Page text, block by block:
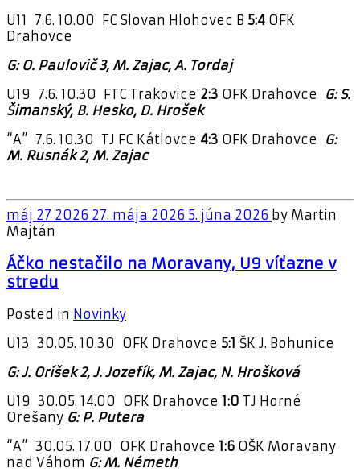
U11 7.6. 10.00 FC Slovan Hlohovec B 5:4 OFK
Drahovce
G: O. Paulovič 3, M. Zajac, A. Tordaj
U19 7.6. 10.30 FTC Trakovice 2:3 OFK Drahovce G: S.
Šimanský, B. Hesko, D. Hrošek
“A” 7.6. 10.30 TJ FC Kátlovce 4:3 OFK Drahovce G:
M. Rusnák 2, M. Zajac
máj 27 2026 27. mája 2026 5. júna 2026 by Martin
Majtán
Áčko nestačilo na Moravany, U9 víťazne v
stredu
Posted in Novinky
U13 30.05. 10.30 OFK Drahovce 5:1 ŠK J. Bohunice
G: J. Oríšek 2, J. Jozefík, M. Zajac, N. Hrošková
U19 30.05. 14.00 OFK Drahovce 1:0 TJ Horné
Orešany G: P. Putera
“A” 30.05. 17.00 OFK Drahovce 1:6 OŠK Moravany
nad Váhom G: M. Németh